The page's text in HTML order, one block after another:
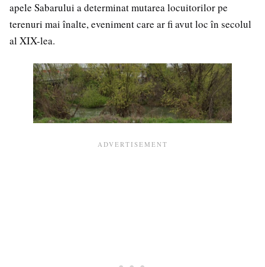
apele Sabarului a determinat mutarea locuitorilor pe
terenuri mai înalte, eveniment care ar fi avut loc în secolul
al XIX-lea.